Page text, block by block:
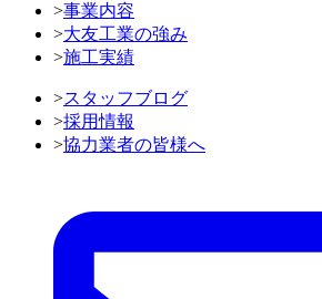
>事業内容
>大友工業の強み
>施工実績
>スタッフブログ
>採用情報
>協力業者の皆様へ